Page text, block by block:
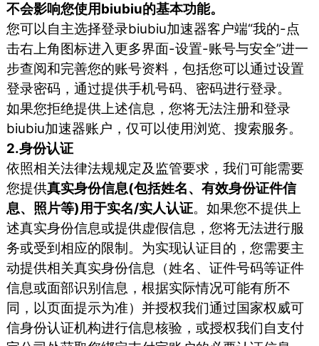
不会影响您使用biubiu的基本功能。
您可以自主选择登录biubiu加速器客户端“我的-点
击右上角图标进入更多界面-设置-账号与安全”进一
步查阅和完善您的账号资料，包括您可以通过设置
登录密码，通过提供手机号码、密码进行登录。
如果您拒绝提供上述信息，您将无法注册和登录
biubiu加速器账户，仅可以使用浏览、搜索服务。
2.身份认证
依照相关法律法规规定及监管要求，我们可能需要
您提供真实身份信息(包括姓名、有效身份证件信
息、照片等)用于实名/实人认证。如果您不提供上
述真实身份信息或提供虚假信息，您将无法进行服
务或受到相应的限制。为实现认证目的，您需要主
动提供相关真实身份信息（姓名、证件号码等证件
信息或面部识别信息，根据实际情况可能有所不
同，以页面提示为准）并授权我们通过国家权威可
信身份认证机构进行信息核验，或授权我们自支付